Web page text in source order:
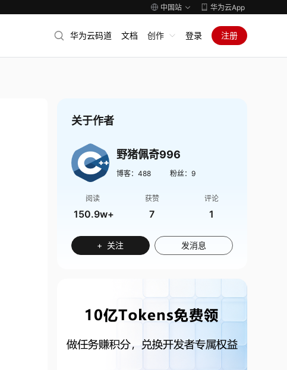
中国站 华为云App
华为云码道 文档 创作 登录 注册
关于作者
野猪佩奇996
博客： 488 粉丝： 9
阅读
150.9w+
获赞
7
评论
1
+ 关注 发消息